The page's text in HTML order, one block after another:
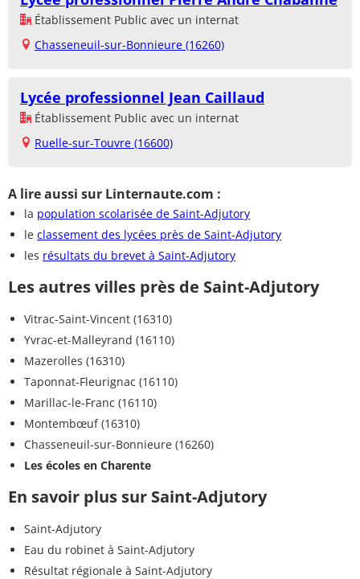
Établissement Public avec un internat
Chasseneuil-sur-Bonnieure (16260)
Lycée professionnel Jean Caillaud
Établissement Public avec un internat
Ruelle-sur-Touvre (16600)
A lire aussi sur Linternaute.com :
la population scolarisée de Saint-Adjutory
le classement des lycées près de Saint-Adjutory
les résultats du brevet à Saint-Adjutory
Les autres villes près de Saint-Adjutory
Vitrac-Saint-Vincent (16310)
Yvrac-et-Malleyrand (16110)
Mazerolles (16310)
Taponnat-Fleurignac (16110)
Marillac-le-Franc (16110)
Montembœuf (16310)
Chasseneuil-sur-Bonnieure (16260)
Les écoles en Charente
En savoir plus sur Saint-Adjutory
Saint-Adjutory
Eau du robinet à Saint-Adjutory
Résultat régionale à Saint-Adjutory